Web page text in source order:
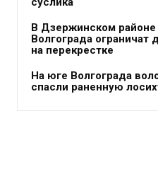
В Дзержинском районе
Волгограда ограничат
на перекрестке
На юге Волгограда
спасли раненную